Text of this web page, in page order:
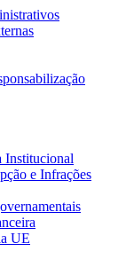
Institucional
e Infrações
UE